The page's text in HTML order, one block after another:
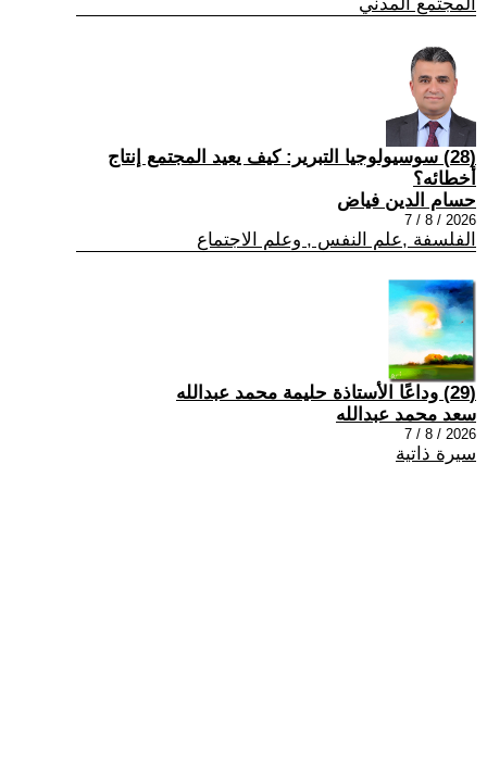
(28) سوسيولوجيا التبرير: كيف يعيد المجتمع إنتاج
أخطائه؟
حسام الدين فياض
2026 / 8 / 7
الفلسفة ,علم النفس , وعلم الاجتماع
(29) وداعًا الأستاذة حليمة محمد عبدالله
سعد محمد عبدالله
2026 / 8 / 7
سيرة ذاتية